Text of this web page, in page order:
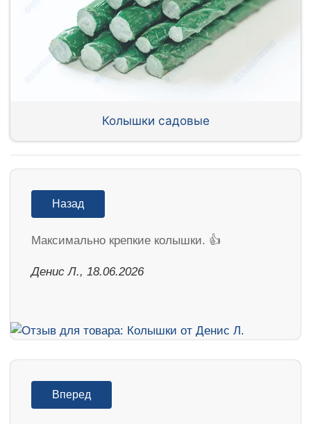
Колышки садовые
Назад
Максимально крепкие колышки. 👍
Денис Л., 18.06.2026
Вперед